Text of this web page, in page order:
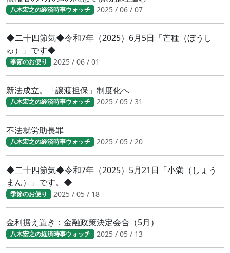
八木宏之の経済時事ウォッチ 2025 / 06 / 07
◆二十四節気◆令和7年（2025）6月5日「芒種（ぼうし
ゅ）」です◆
季節のお便り 2025 / 06 / 01
新法成立。「譲渡担保」制度化へ
八木宏之の経済時事ウォッチ 2025 / 05 / 31
不法就労助長罪
八木宏之の経済時事ウォッチ 2025 / 05 / 20
◆二十四節気◆令和7年（2025）5月21日「小満（しょう
まん）」です。◆
季節のお便り 2025 / 05 / 18
金利据え置き：金融政策決定会合（5月）
八木宏之の経済時事ウォッチ 2025 / 05 / 13